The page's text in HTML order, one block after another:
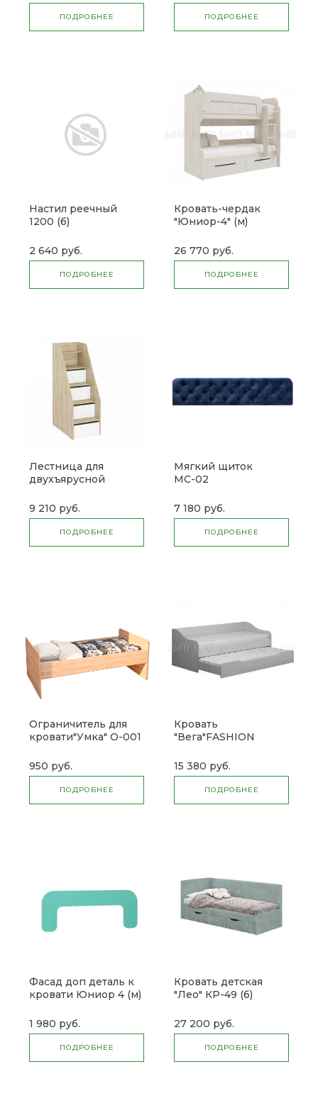
ПОДРОБНЕЕ ПОДРОБНЕЕ
Настил реечный
1200 (б)
2 640 руб.
ПОДРОБНЕЕ
Кровать-чердак
"Юниор-4" (м)
26 770 руб.
ПОДРОБНЕЕ
Лестница для
двухъярусной
ЛТЯ-500
9 210 руб.
ПОДРОБНЕЕ
Мягкий щиток
МС-02
7 180 руб.
ПОДРОБНЕЕ
Ограничитель для
кровати"Умка" О-001
950 руб.
ПОДРОБНЕЕ
Кровать
"Вега"FASHION
15 380 руб.
ПОДРОБНЕЕ
Фасад доп деталь к
кровати Юниор 4 (м)
1 980 руб.
ПОДРОБНЕЕ
Кровать детская
"Лео" КР-49 (б)
27 200 руб.
ПОДРОБНЕЕ